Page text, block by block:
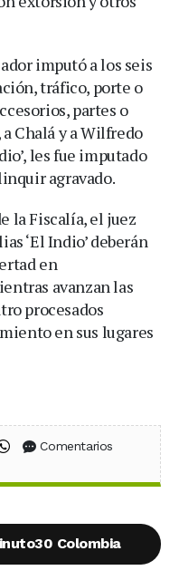
imputó a los seis
tráfico, porte o
partes o
Chalá y a Wilfredo
les fue imputado
agravado.
la Fiscalía, el juez
‘El Indio’ deberán
en
avanzan las
procesados
en sus lugares
en Facebook
en X (Twitter)
Compartir en WhatsApp
Comentarios
Colombia